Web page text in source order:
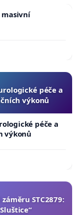
masivní
péče a
výkonů
péče a
výkonů
STC2879: